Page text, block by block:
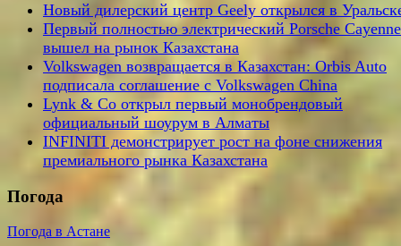
Новый дилерский центр Geely открылся в
Первый полностью электрический Porsche Cayenne
вышел на рынок Казахстана
Volkswagen возвращается в Казахстан: Orbis Auto
подписала соглашение с Volkswagen China
Lynk & Co открыл первый монобрендовый
официальный шоурум в Алматы
INFINITI демонстрирует рост на фоне снижения
премиального рынка Казахстана
Погода
Погода в Астане